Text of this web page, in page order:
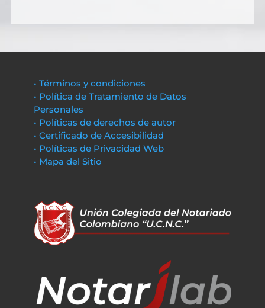
• Términos y condiciones
• Política de Tratamiento de Datos
Personales
• Políticas de derechos de autor
• Certificado de Accesibilidad
• Políticas de Privacidad Web
• Mapa del Sitio